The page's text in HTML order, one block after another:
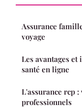
Assurance
voyage
Les avantages et
santé en ligne
L'assurance rcp
professionnels